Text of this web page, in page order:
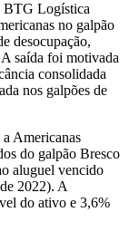
BTG Logística
no galpão
desocupação,
saída foi motivada
consolidada
nos galpões de
Americanas
do galpão Bresco
aluguel vencido
2022). A
do ativo e 3,6%